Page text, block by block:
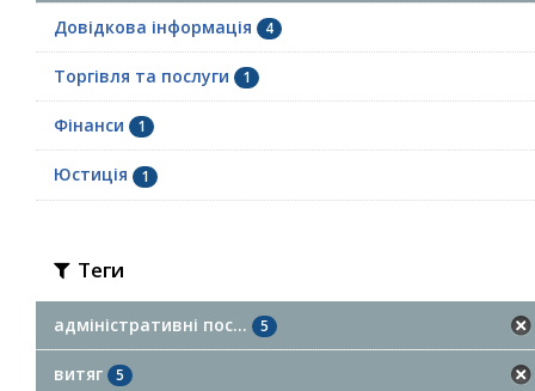
Довідкова інформація 4
Торгівля та послуги 1
Фінанси 1
Юстиція 1
Теги
адміністративні пос... 5
витяг 5